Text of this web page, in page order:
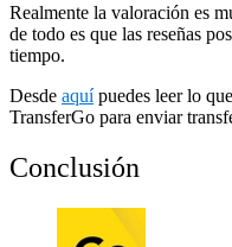
Realmente la valoración es
de todo es que las reseñas
tiempo.
Desde aquípuedes leer lo
TransferGo para enviar
Conclusión